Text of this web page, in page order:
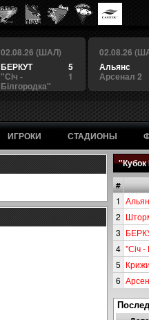
02.08.26 (ШАЛ)
5
БЕРКУТ
1
"Сiч -
Білгородка"
02.08.26
Альянс
Арсенал 2
ИГРОКИ СТАДИОНЫ
"Кубок
#
1
2
3
4 "Сiч -
5
6